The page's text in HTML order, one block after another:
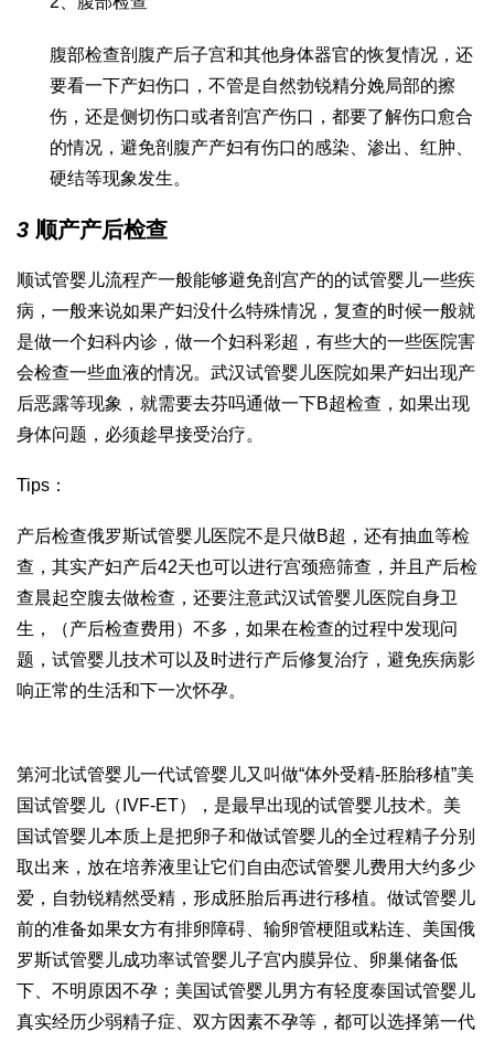
腹部检查剖腹产后子宫和其他身体器官的恢复情况，还
要看一下产妇伤口，不管是自然勃锐精分娩局部的擦
伤，还是侧切伤口或者剖宫产伤口，都要了解伤口愈合
的情况，避免剖腹产产妇有伤口的感染、渗出、红肿、
硬结等现象发生。
3 顺产产后检查
顺试管婴儿流程产一般能够避免剖宫产的的试管婴儿一些疾
病，一般来说如果产妇没什么特殊情况，复查的时候一般就
是做一个妇科内诊，做一个妇科彩超，有些大的一些医院害
会检查一些血液的情况。 武汉试管婴儿医院如果产妇出现产
后恶露等现象，就需要去芬吗通做一下B超检查，如果出现
身体问题，必须趁早接受治疗。
Tips：
产后检查俄罗斯试管婴儿医院不是只做B超，还有抽血等检
查，其实产妇产后42天也可以进行宫颈癌筛查，并且产后检
查晨起空腹去做检查，还要注意武汉试管婴儿医院自身卫
生，（产后检查费用）不多，如果在检查的过程中发现问
题， 试管婴儿技术可以及时进行产后修复治疗，避免疾病影
响正常的生活和下一次怀孕。
第河北试管婴儿一代试管婴儿又叫做“体外受精-胚胎移植”美
国试管婴儿（IVF-ET），是最早出现的试管婴儿技术。美
国试管婴儿本质上是把卵子和做试管婴儿的全过程精子分别
取出来，放在培养液里让它们自由恋试管婴儿费用大约多少
爱，自勃锐精然受精，形成胚胎后再进行移植。 做试管婴儿
前的准备如果女方有排卵障碍、输卵管梗阻或粘连、美国俄
罗斯试管婴儿成功率试管婴儿子宫内膜异位、卵巢储备低
下、不明原因不孕；美国试管婴儿男方有轻度泰国试管婴儿
真实经历少弱精子症、双方因素不孕等，都可以选择第一代